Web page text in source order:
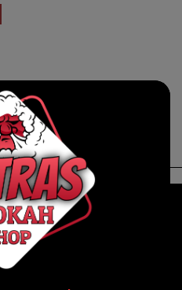
»
Маркучи и накрайници
HMD / Коронки / Джезвета /
Мрежички